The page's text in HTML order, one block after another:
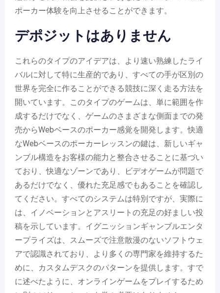
ポーカー体験を向上させることができます。
デポジットはありません
これらのタイプのアイデアは、より速い熟練したライ
バルに対して特に生産的であり、すべての手が区別の
世界を完全に作ることができる競技に深く走る方法を
開いています。このタイプのゲームは、単に範囲を作
成するだけでなく、ゲームのさまざまな側面までの発
売からWebベースのポーカー感覚を開発します。快適
なWeb​​ベースのポーカーレッスンの鍵は、新しいギャ
ンブル構造をお客様の能力と整合させることに基づい
ており、快適なゾーンであり、ビデオゲームが問題で
あるだけでなく、優れた充足感でもあることを確認し
てください。すべてのシステムは特別ですが、実際に
は、イノベーションとアスリートの充足の好ましい投
稿を示しています。イグニッションギャンブルエンタ
ープライズは、スムーズで注意散漫のないソフトウェ
アで認識されており、より多くの専門家を維持するた
めに、カスタムデスクのパターンを提供します。すで
に述べたように、オンラインゲームをプレイするため